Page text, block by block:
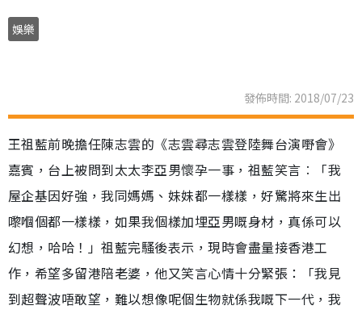
娛樂
發佈時間: 2018/07/23
王祖藍前晚擔任陳志雲的《志雲尋志雲登陸舞台演嘢會》
嘉賓，台上被問到太太李亞男懷孕一事，祖藍笑言︰「我
屋企基因好強，我同媽媽、妹妹都一樣樣，好驚將來生出
嚟嗰個都一樣樣，如果我個樣加埋亞男嘅身材，真係可以
幻想，哈哈！」祖藍完騷後表示，現時會盡量接香港工
作，希望多留港陪老婆，他又笑言心情十分緊張：「我見
到超聲波唔敢望，難以想像呢個生物就係我嘅下一代，我